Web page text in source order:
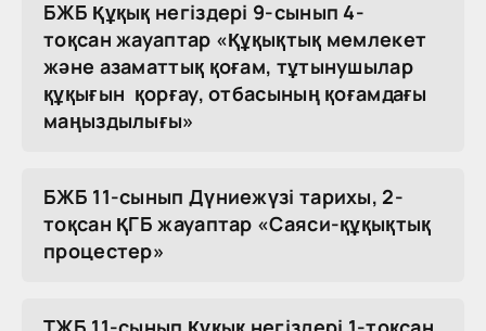
БЖБ Құқық негіздері 9-сынып 4-
тоқсан жауаптар «Құқықтық мемлекет
және азаматтық қоғам, тұтынушылар
құқығын қорғау, отбасының қоғамдағы
маңыздылығы»
БЖБ 11-сынып Дүниежүзі тарихы, 2-
тоқсан ҚГБ жауаптар «Саяси-құқықтық
процестер»